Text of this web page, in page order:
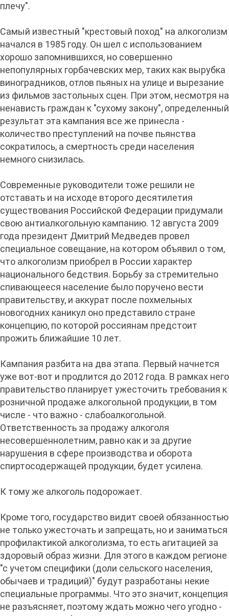
плечу".
Самый известный "крестовый поход" на алкоголизм
начался в 1985 году. Он шел с использованием
хорошо запомнившихся, но совершенно
непопулярных горбачевских мер, таких как вырубка
виноградников, отлов пьяных на улице и вырезание
из фильмов застольных сцен. При этом, несмотря на
ненависть граждан к "сухому закону", определенный
результат эта кампания все же принесла -
количество преступлений на почве пьянства
сократилось, а смертность среди населения
немного снизилась.
Современные руководители тоже решили не
отставать и на исходе второго десятилетия
существования Российской Федерации придумали
свою антиалкогольную кампанию. 12 августа 2009
года президент Дмитрий Медведев провел
специальное совещание, на котором объявил о том,
что алкоголизм приобрел в России характер
национального бедствия. Борьбу за стремительно
спивающееся население было поручено вести
правительству, и аккурат после похмельных
новогодних каникул оно представило стране
концепцию, по которой россиянам предстоит
прожить ближайшие 10 лет.
Кампания разбита на два этапа. Первый начнется
уже вот-вот и продлится до 2012 года. В рамках него
правительство планирует ужесточить требования к
розничной продаже алкогольной продукции, в том
числе - что важно - слабоалкогольной.
Ответственность за продажу алкоголя
несовершеннолетним, равно как и за другие
нарушения в сфере производства и оборота
спиртосодержащей продукции, будет усилена.
К тому же алкоголь подорожает.
Кроме того, государство видит своей обязанностью
не только ужесточать и запрещать, но и заниматься
профилактикой алкоголизма, то есть агитацией за
здоровый образ жизни. Для этого в каждом регионе
"с учетом специфики (доли сельского населения,
обычаев и традиций)" будут разработаны некие
специальные программы. Что это значит, концепция
не разъясняет, поэтому ждать можно чего угодно -